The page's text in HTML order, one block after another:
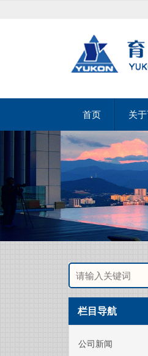
首页 关
栏目导航
公司新闻